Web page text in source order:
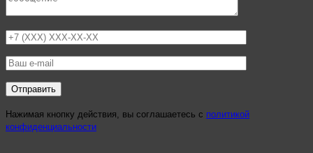
Нажимая кнопку действия, вы соглашаетесь с политикой
конфиденциальности